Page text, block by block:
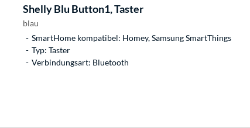
ShellyBlu Button1, Taster
blau
SmartHome kompatibel: Homey, Samsung SmartThings
Typ: Taster
Verbindungsart: Bluetooth